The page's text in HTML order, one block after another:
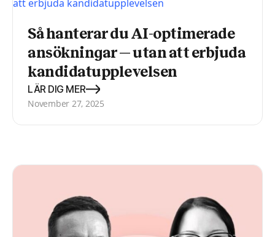
Så hanterar du AI-optimerade
ansökningar — utan att erbjuda
kandidatupplevelsen
LÄR DIG MER
November 27, 2025